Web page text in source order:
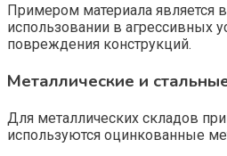
Примером материала
использовании в агрессивных
повреждения конструкций.
Металлические и
Для металлических складов
используются оцинкованные